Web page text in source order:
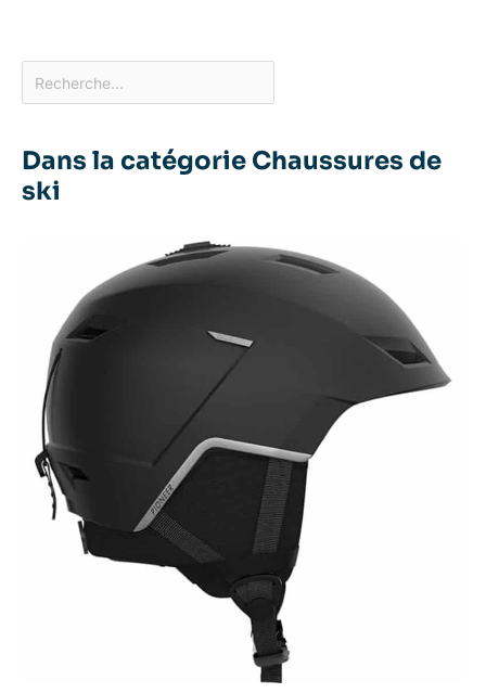
Dans la catégorie Chaussures de
ski